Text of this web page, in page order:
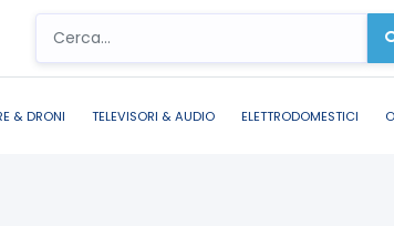
& DRONI TELEVISORI & AUDIO ELETTRODOMESTICI